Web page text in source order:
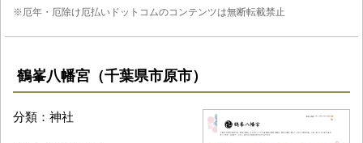
※厄年・厄除け厄払いドットコムのコンテンツは無断転載禁止
鶴峯八幡宮（千葉県市原市）
分類：神社